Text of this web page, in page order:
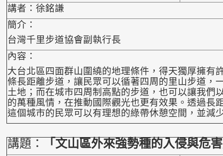
講者：徐銘謙
簡介：
台灣千里步道協會副執行長
內容：
大台北區四面群山圍繞的地理條件，得天獨厚擁有
條長距離步道，讓民眾可以循著四周的里山步道，
土地；而在城市四周制高點的步道，也可以讓我們
的萬種風情，在推動國際觀光也更有效果。透過長
這個城市的民眾可以有理想的綠帶休憩空間，並減
講題：「文山區外來強勢種的入侵與危